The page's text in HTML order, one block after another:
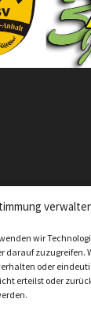
wir
zuzugreifen.
oder
erteilst oder